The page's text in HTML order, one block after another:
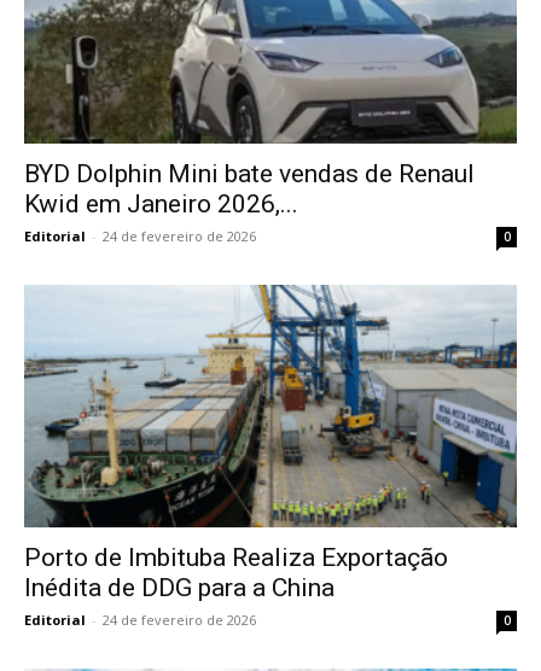
BYD Dolphin Mini bate vendas de Renaul
Kwid em Janeiro 2026,...
Editorial - 24 de fevereiro de 2026 0
Porto de Imbituba Realiza Exportação
Inédita de DDG para a China
Editorial - 24 de fevereiro de 2026 0